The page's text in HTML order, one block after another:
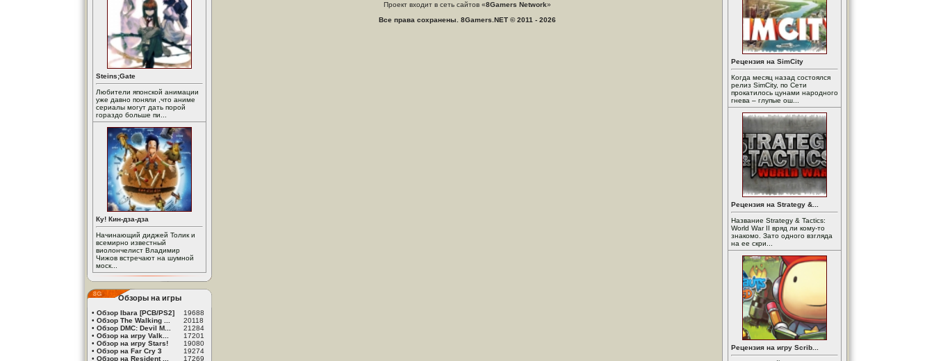
Steins;Gate
Любители японской анимации
уже давно поняли ,что аниме
сериалы могут дать порой
гораздо больше пи...
Ку! Кин-дза-дза
Начинающий диджей Толик и
всемирно известный
виолончелист Владимир
Чижов встречают на шумной
моск...
Обзоры на игры
• Обзор Ibara [PCB/PS2]
19688
• Обзор The Walking ...
20118
• Обзор DMC: Devil M...
21284
• Обзор на игру Valk...
17201
• Обзор на игру Stars!
19080
• Обзор на Far Cry 3
19274
• Обзор на Resident ... 17269
Проект входит в сеть сайтов «8Gamers Network»
Все права сохранены. 8Gamers.NET © 2011 - 2026
Рецензия на SimCity
Когда месяц назад состоялся
релиз SimCity, по Сети
прокатилось цунами народного
гнева – глупые ош...
Рецензия на Strategy &...
Название Strategy & Tactics:
World War II вряд ли кому-то
знакомо. Зато одного взгляда
на ее скри...
Рецензия на игру Scrib...